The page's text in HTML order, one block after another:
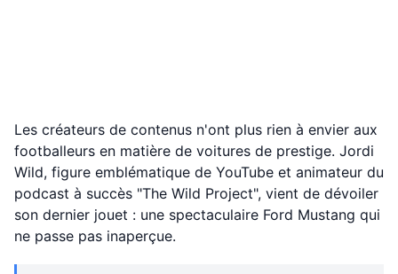
Les créateurs de contenus n'ont plus rien à envier aux
footballeurs en matière de voitures de prestige. Jordi
Wild, figure emblématique de YouTube et animateur du
podcast à succès "The Wild Project", vient de dévoiler
son dernier jouet : une spectaculaire Ford Mustang qui
ne passe pas inaperçue.